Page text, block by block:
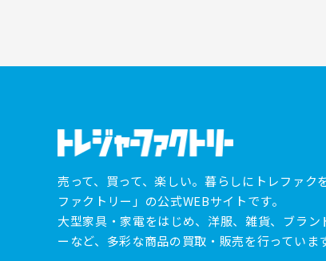
売って、買って、楽しい。暮らしにトレファ
ファクトリー」の公式WEBサイトです。
大型家具・家電をはじめ、洋服、雑貨、ブラ
ーなど、多彩な商品の買取・販売を行っていま